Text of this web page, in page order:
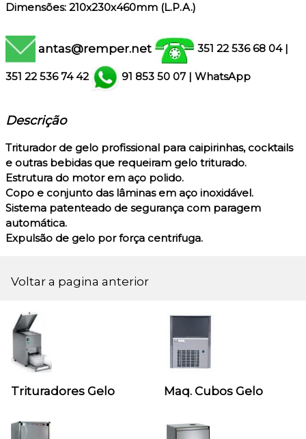
Dimensões: 210x230x460mm (L.P.A.)
antas@remper.net 351 22 536 68 04 |
351 22 536 74 42 91 853 50 07 | WhatsApp
Descrição
Triturador de gelo profissional para caipirinhas, cocktails
e outras bebidas que requeiram gelo triturado.
Estrutura do motor em aço polido.
Copo e conjunto das lâminas em aço inoxidável.
Sistema patenteado de segurança com paragem
automática.
Expulsão de gelo por força centrifuga.
Voltar a pagina anterior
Trituradores Gelo Maq. Cubos Gelo